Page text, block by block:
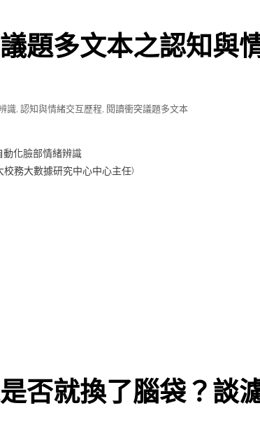
題多文本之認知與
識, 認知與情緒交互歷程, 閱讀衝突議題多文本
動化臉部情緒辨識
務大數據研究中心中心主任)
否就換了腦袋？談